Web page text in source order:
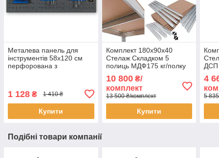
Металева панель для
інструментів 58х120 см
перфорована з
1 128 ₴ 1 410 ₴
Купити
Комплект 180х90х40
Стелаж Складком 5
полиць МДФ175 кг/полку
офісу складу 5 штук
10 800₴/
комплект
13 500 ₴/комплект
Купити
ДСП
4
5
Подібні товари компанії